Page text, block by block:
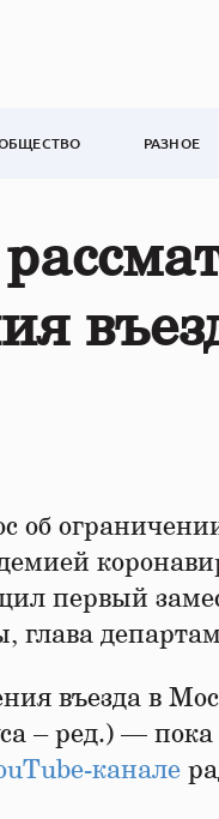
РАЗНОЕ
об
первый
глава
въезда в
– ред.) — пока
канале